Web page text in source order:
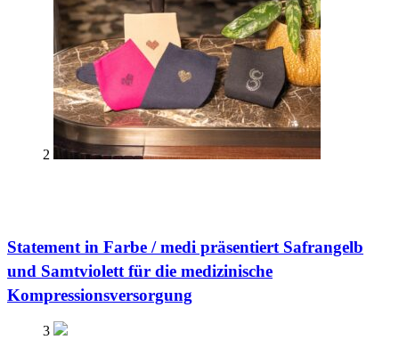
2
Statement in Farbe / medi präsentiert Safrangelb
und Samtviolett für die medizinische
Kompressionsversorgung
3